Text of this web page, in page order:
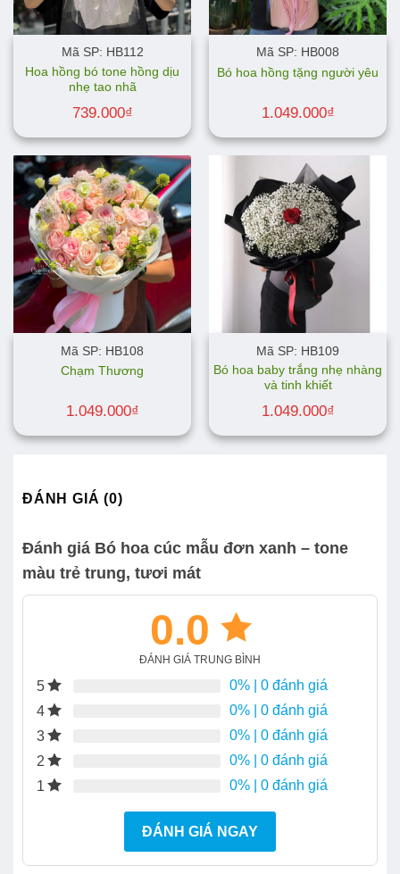
Mã SP: HB112
Hoa hồng bó tone hồng dịu
nhẹ tao nhã
739.000₫
Mã SP: HB008
Bó hoa hồng tặng người yêu
1.049.000₫
Mã SP: HB108
Chạm Thương
1.049.000₫
Mã SP: HB109
Bó hoa baby trắng nhẹ nhàng
và tinh khiết
1.049.000₫
ĐÁNH GIÁ (0)
Đánh giá Bó hoa cúc mẫu đơn xanh – tone
màu trẻ trung, tươi mát
0.0
ĐÁNH GIÁ TRUNG BÌNH
5 0% | 0 đánh giá
4
0% | 0 đánh giá
3
0% | 0 đánh giá
2
0% | 0 đánh giá
1
0% | 0 đánh giá
ĐÁNH GIÁ NGAY